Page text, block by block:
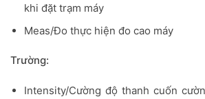
khi đặt trạm máy
Meas/Đo thực hiện đo cao máy
Trường:
Intensity/Cường độ thanh cuốn